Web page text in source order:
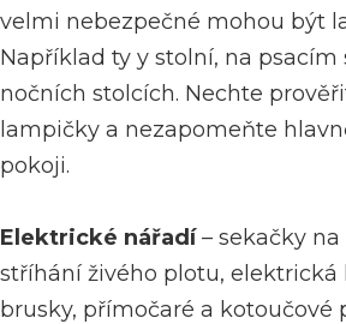
velmi nebezpečné mohou být
Například ty y stolní, na psacím
nočních stolcích. Nechte
lampičky a nezapomeňte
pokoji.
Elektrické nářadí– sekačky
stříhání živého plotu, elektrická
brusky, přímočaré a kotoučové